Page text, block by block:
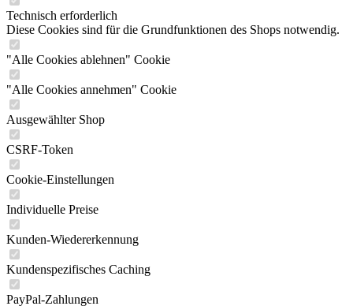
Technisch erforderlich
Diese Cookies sind für die Grundfunktionen des Shops notwendig.
"Alle Cookies ablehnen" Cookie
"Alle Cookies annehmen" Cookie
Ausgewählter Shop
CSRF-Token
Cookie-Einstellungen
Individuelle Preise
Kunden-Wiedererkennung
Kundenspezifisches Caching
PayPal-Zahlungen